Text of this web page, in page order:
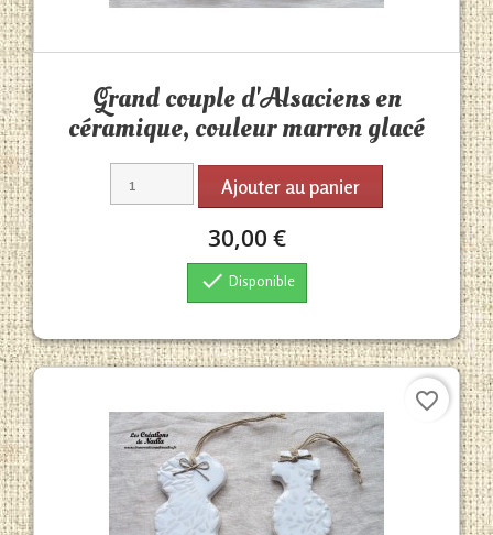
Grand couple d'Alsaciens en
céramique, couleur marron glacé
Ajouter au panier
30,00 €
 Disponible
favorite_border